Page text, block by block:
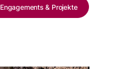
Engagements & Projekte